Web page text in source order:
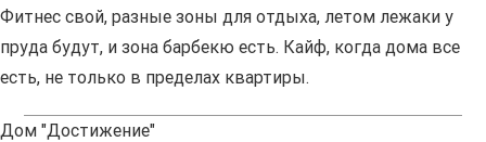
Фитнес свой, разные зоны для отдыха, летом лежаки у
пруда будут, и зона барбекю есть. Кайф, когда дома все
есть, не только в пределах квартиры.
Дом "Достижение"